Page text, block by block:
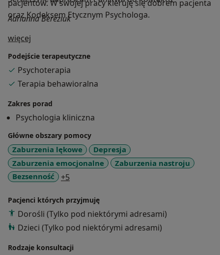
pacjentów. W swojej pracy kieruję się dobrem pacjenta
oraz Kodeksem Etycznym Psychologa.
Adrianna Bereziuk
więcej
Podejście terapeutyczne
Psychoterapia
Terapia behawioralna
Zakres porad
Psychologia kliniczna
Główne obszary pomocy
Zaburzenia lękowe
Depresja
Zaburzenia emocjonalne
Zaburzenia nastroju
Bezsenność
+5
Pacjenci których przyjmuję
Dorośli (Tylko pod niektórymi adresami)
Dzieci (Tylko pod niektórymi adresami)
Rodzaje konsultacji